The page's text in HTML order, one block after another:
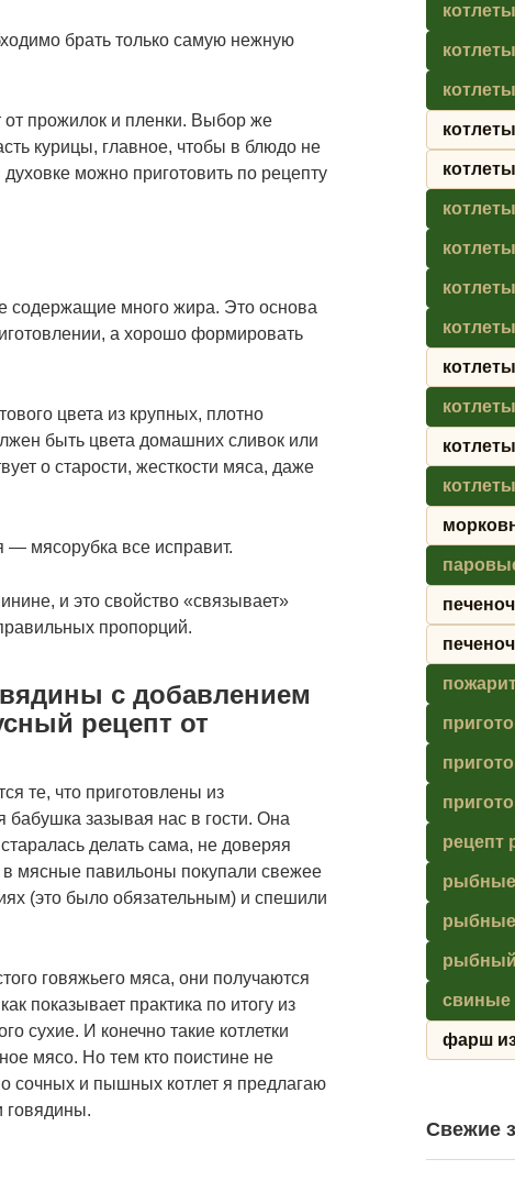
брать только самую нежную
прожилок и пленки. Выбор же
курицы, главное, чтобы в блюдо не
можно приготовить по рецепту
содержащие много жира. Это основа
а хорошо формировать
цвета из крупных, плотно
быть цвета домашних сливок или
о старости, жесткости мяса, даже
мясорубка все исправит.
и это свойство «связывает»
пропорций.
с добавлением
рецепт от
те, что приготовлены из
зазывая нас в гости. Она
делать сама, не доверяя
мясные павильоны покупали свежее
(это было обязательным) и спешили
говяжьего мяса, они получаются
показывает практика по итогу из
сухие. И конечно такие котлетки
мясо. Но тем кто поистине не
сочных и пышных котлет я предлагаю
говядины.
рецепт
рыбные
рыбные
свиные
фарш
Свежие